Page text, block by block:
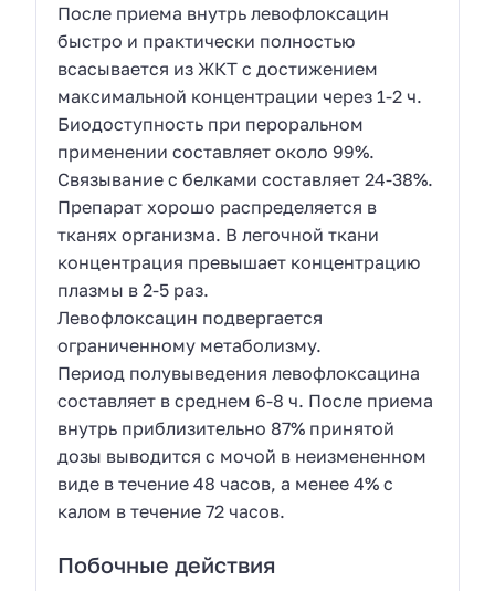
После приема внутрь левофлоксацин
быстро и практически полностью
всасывается из ЖКТ с достижением
максимальной концентрации через 1-2 ч.
Биодоступность при пероральном
применении составляет около 99%.
Связывание с белками составляет 24-38%.
Препарат хорошо распределяется в
тканях организма. В легочной ткани
концентрация превышает концентрацию
плазмы в 2-5 раз.
Левофлоксацин подвергается
ограниченному метаболизму.
Период полувыведения левофлоксацина
составляет в среднем 6-8 ч. После приема
внутрь приблизительно 87% принятой
дозы выводится с мочой в неизмененном
виде в течение 48 часов, а менее 4% с
калом в течение 72 часов.
Побочные действия